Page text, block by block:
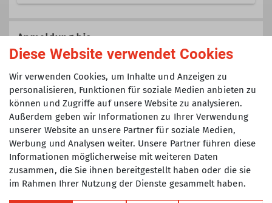
Tourenführerin Ausbilderin
nicht einer speziellen Gruppe
(Senioren, Klettertreff, Mountainbike,
Anmeldung bis
Maximale Teilnehmeranzahl
6
Diese Website verwendet Cookies
Wir verwenden Cookies, um Inhalte und Anzeigen zu
personalisieren, Funktionen für soziale Medien anbieten zu
können und Zugriffe auf unsere Website zu analysieren.
Außerdem geben wir Informationen zu Ihrer Verwendung
unserer Website an unsere Partner für soziale Medien,
Werbung und Analysen weiter. Unsere Partner führen diese
Informationen möglicherweise mit weiteren Daten
zusammen, die Sie ihnen bereitgestellt haben oder die sie
im Rahmen Ihrer Nutzung der Dienste gesammelt haben.